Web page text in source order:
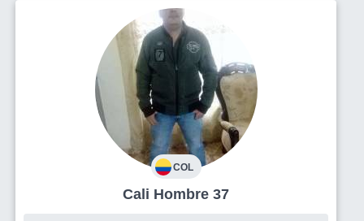
COL
Cali Hombre 37